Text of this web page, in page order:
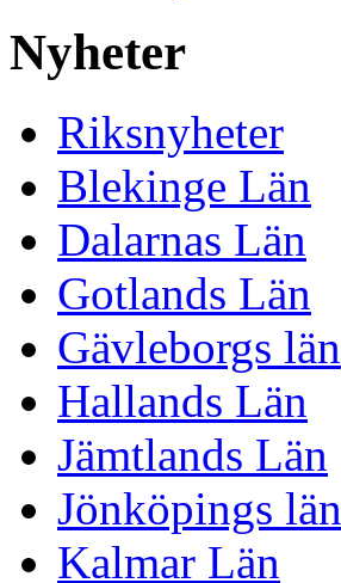
Nyheter
Riksnyheter
Blekinge Län
Dalarnas Län
Gotlands Län
Gävleborgs län
Hallands Län
Jämtlands Län
Jönköpings län
Kalmar Län